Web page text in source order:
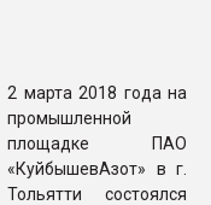
ПЕРЕЙТИ НА
2 марта 2018 года на
промышленной
площадке ПАО
«КуйбышевАзот» в г.
Тольятти состоялся